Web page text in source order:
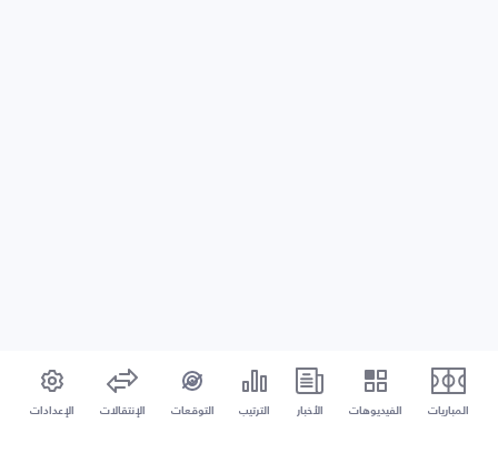
المباريات الفيديوهات الأخبار الترتيب التوقعات الإنتقالات الإعدادات